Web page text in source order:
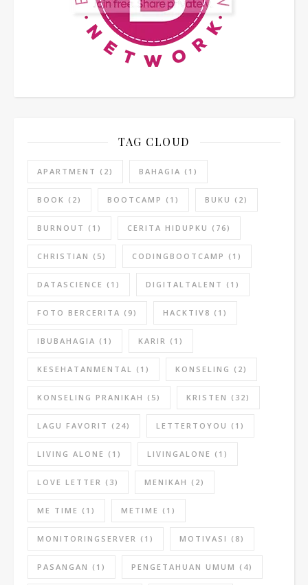
TAG CLOUD
APARTMENT (2) BAHAGIA (1)
BOOK (2) BOOTCAMP (1) BUKU (2)
BURNOUT (1) CERITA HIDUPKU (76)
CHRISTIAN (5) CODINGBOOTCAMP (1)
DATASCIENCE (1) DIGITALTALENT (1)
FOTO BERCERITA (9) HACKTIV8 (1)
IBUBAHAGIA (1) KARIR (1)
KESEHATANMENTAL (1) KONSELING (2)
KONSELING PRANIKAH (5) KRISTEN (32)
LAGU FAVORIT (24) LETTERTOYOU (1)
LIVING ALONE (1) LIVINGALONE (1)
LOVE LETTER (3) MENIKAH (2)
ME TIME (1) METIME (1)
MONITORINGSERVER (1) MOTIVASI (8)
PASANGAN (1) PENGETAHUAN UMUM (4)